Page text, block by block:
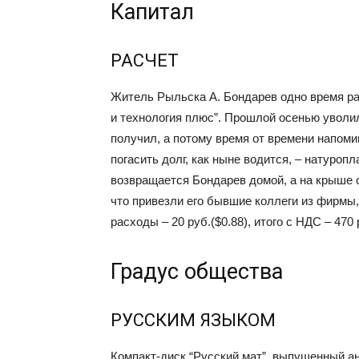
Капитал
РАСЧЕТ
Житель Рыльска А. Бондарев одно время
и технология плюс”. Прошлой осенью
получил, а потому время от времени
погасить долг, как ныне водится, –
возвращается Бондарев домой, а на
что привезли его бывшие коллеги из
расходы – 20 руб.($0.88), итого с НДС – 470
Градус общества
РУССКИМ ЯЗЫКОМ
Компакт-диск “Русский мат”, выпущенный